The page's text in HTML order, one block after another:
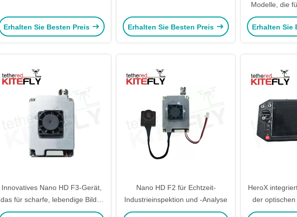
Erhalten Sie Besten Preis Erhalten Sie Besten Preis
Modelle, die
Erhalten Sie
Innovatives Nano HD F3-Gerät,
das für scharfe, lebendige Bilder
für Bürofliegen entwickelt wurde
Nano HD F2 für Echtzeit-
Industrieinspektion und -Analyse
HeroX
der optischen